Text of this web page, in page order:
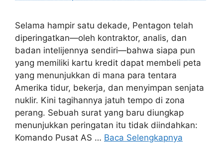
Selama hampir satu dekade, Pentagon telah
diperingatkan—oleh kontraktor, analis, dan
badan intelijennya sendiri—bahwa siapa pun
yang memiliki kartu kredit dapat membeli peta
yang menunjukkan di mana para tentara
Amerika tidur, bekerja, dan menyimpan senjata
nuklir. Kini tagihannya jatuh tempo di zona
perang. Sebuah surat yang baru diungkap
menunjukkan peringatan itu tidak diindahkan:
Komando Pusat AS … Baca Selengkapnya